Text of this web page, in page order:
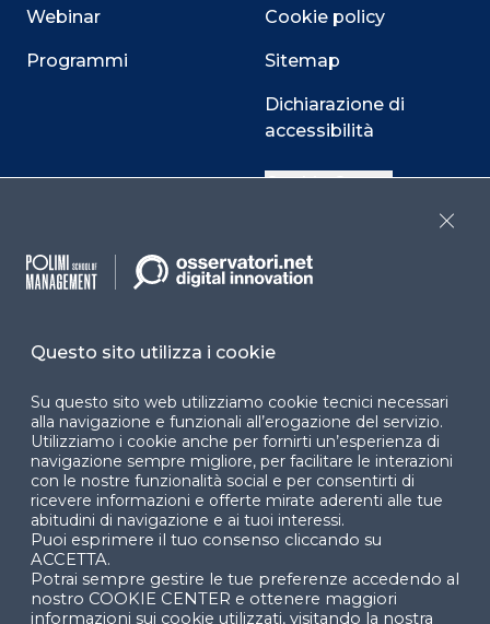
Webinar
Programmi
Cookie policy
Sitemap
Dichiarazione di
accessibilità
Cookie Center
Facebook LinkedIn
© 2024 Copyright © Politecnico di Milano Dipartimento
di Ingegneria Gestionale
Questo sito utilizza i cookie
Su questo sito web utilizziamo cookie tecnici necessari
alla navigazione e funzionali all’erogazione del servizio.
Utilizziamo i cookie anche per fornirti un’esperienza di
navigazione sempre migliore, per facilitare le interazioni
con le nostre funzionalità social e per consentirti di
ricevere informazioni e offerte mirate aderenti alle tue
abitudini di navigazione e ai tuoi interessi.
Puoi esprimere il tuo consenso cliccando su
ACCETTA.
Potrai sempre gestire le tue preferenze accedendo al
nostro COOKIE CENTER e ottenere maggiori
informazioni sui cookie utilizzati, visitando la nostra